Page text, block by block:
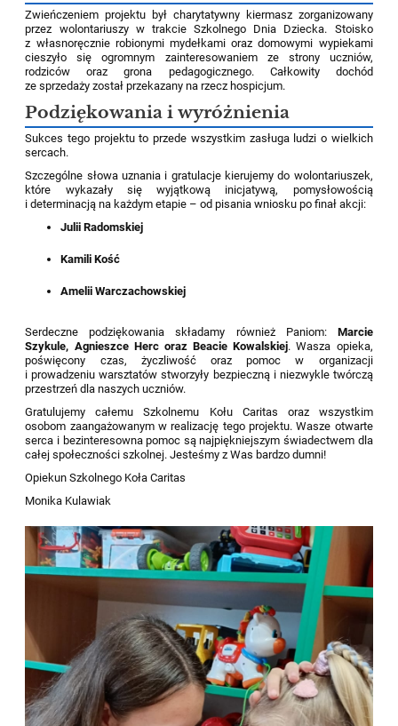
Zwieńczeniem projektu był charytatywny kiermasz zorganizowany
przez wolontariuszy w trakcie Szkolnego Dnia Dziecka. Stoisko
z własnoręcznie robionymi mydełkami oraz domowymi wypiekami
cieszyło się ogromnym zainteresowaniem ze strony uczniów,
rodziców oraz grona pedagogicznego. Całkowity dochód
ze sprzedaży został przekazany na rzecz hospicjum.
Podziękowania i wyróżnienia
Sukces tego projektu to przede wszystkim zasługa ludzi o wielkich
sercach.
Szczególne słowa uznania i gratulacje kierujemy do wolontariuszek,
które wykazały się wyjątkową inicjatywą, pomysłowością
i determinacją na każdym etapie – od pisania wniosku po finał akcji:
Julii Radomskiej
Kamili Kość
Amelii Warczachowskiej
Serdeczne podziękowania składamy również Paniom: Marcie
Szykule, Agnieszce Herc oraz Beacie Kowalskiej. Wasza opieka,
poświęcony czas, życzliwość oraz pomoc w organizacji
i prowadzeniu warsztatów stworzyły bezpieczną i niezwykle twórczą
przestrzeń dla naszych uczniów.
Gratulujemy całemu Szkolnemu Kołu Caritas oraz wszystkim
osobom zaangażowanym w realizację tego projektu. Wasze otwarte
serca i bezinteresowna pomoc są najpiękniejszym świadectwem dla
całej społeczności szkolnej. Jesteśmy z Was bardzo dumni!
Opiekun Szkolnego Koła Caritas
Monika Kulawiak